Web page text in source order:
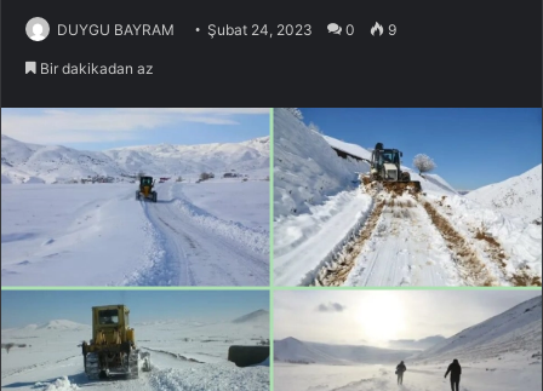
DUYGU BAYRAM Şubat 24, 2023 0 9
Bir dakikadan az